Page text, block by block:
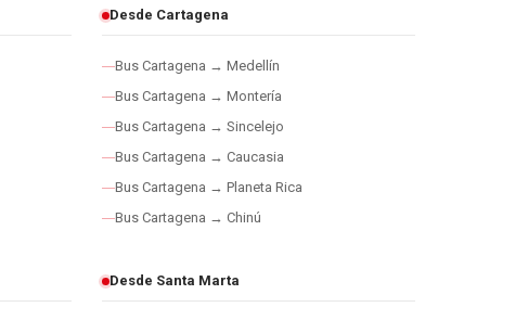
Desde Cartagena
Bus Cartagena → Medellín
Bus Cartagena → Montería
Bus Cartagena → Sincelejo
Bus Cartagena → Caucasia
Bus Cartagena → Planeta Rica
Bus Cartagena → Chinú
Desde Santa Marta